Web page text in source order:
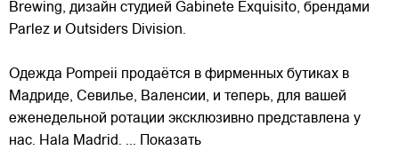
Brewing, дизайн студией Gabinete Exquisito, брендами
Parlez и Outsiders Division.
Одежда Pompeii продаётся в фирменных бутиках в
Мадриде, Севилье, Валенсии, и теперь, для вашей
еженедельной ротации эксклюзивно представлена у
нас. Hala Madrid. ... Показать